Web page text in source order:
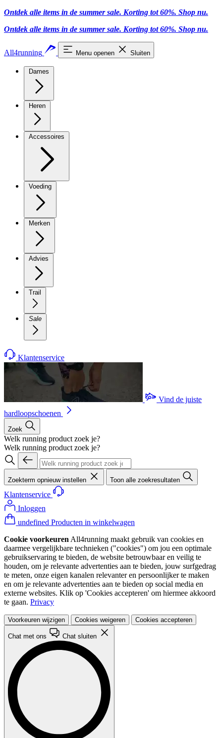
Ontdek alle items in de summer sale. Korting tot 60%. Shop nu.
Ontdek alle items in de summer sale. Korting tot 60%. Shop nu.
All4running Menu openen Sluiten
Dames
Heren
Accessoires
Voeding
Merken
Advies
Trail
Sale
Klantenservice
Vind de juiste
hardloopschoenen
Zoek
Welk running product zoek je?
Welk running product zoek je?
Zoekterm opnieuw instellen Toon alle zoekresultaten
Klantenservice
Inloggen
undefined Producten in winkelwagen
Cookie voorkeuren All4running maakt gebruik van cookies en
daarmee vergelijkbare technieken ("cookies") om jou een optimale
gebruikservaring te bieden, de website betrouwbaar en veilig te
houden, om je relevante advertenties aan te bieden, jouw surfgedrag
te meten, onze eigen kanalen relevanter en persoonlijker te maken
en om je relevante advertenties aan te bieden op social media en
externe websites. Klik op 'Cookies accepteren' om hiermee akkoord
te gaan. Privacy
Voorkeuren wijzigen Cookies weigeren Cookies accepteren
Chat met ons Chat sluiten